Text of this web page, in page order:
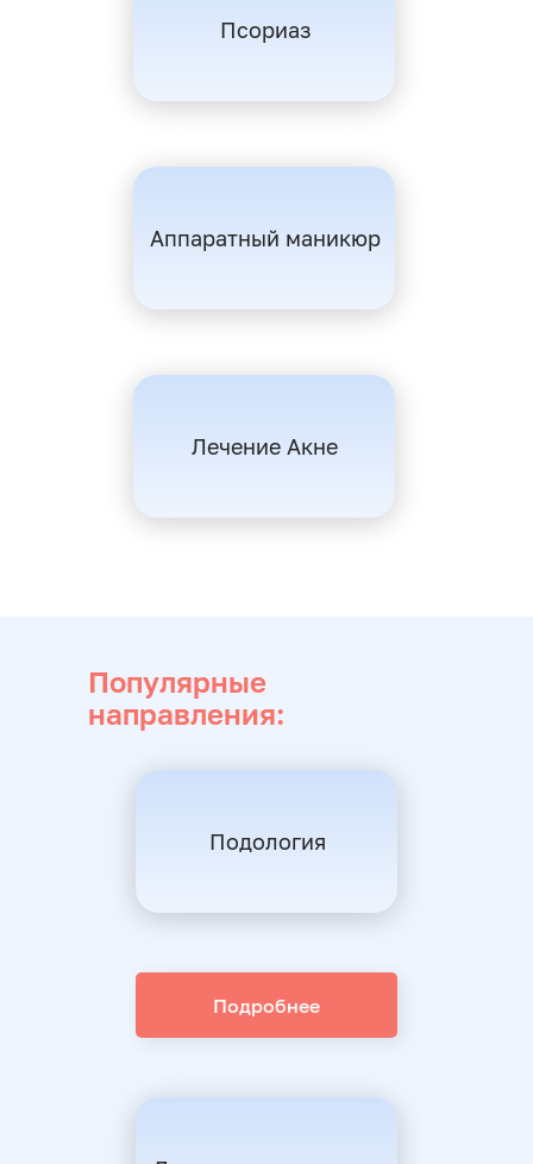
Аппаратный маникюр
Лечение Акне
Псориаз
Популярные
направления:
Подология
Подробнее